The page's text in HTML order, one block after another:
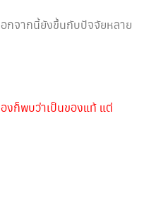
กจากนี้ยังขึ้นกับปัจจัยหลาย
งก็พบว่าเป็นของแท้ แต่